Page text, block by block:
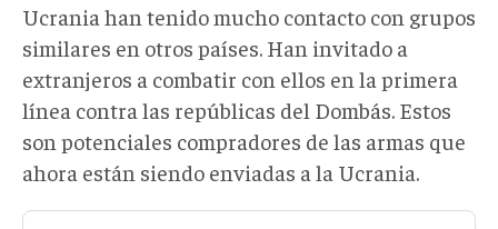
Ucrania han tenido mucho contacto con grupos
similares en otros países. Han invitado a
extranjeros a combatir con ellos en la primera
línea contra las repúblicas del Dombás. Estos
son potenciales compradores de las armas que
ahora están siendo enviadas a la Ucrania.